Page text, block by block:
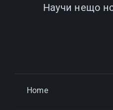
Научи нещо
Home